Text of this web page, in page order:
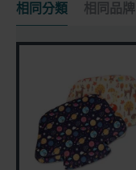
相同分類 相同品牌